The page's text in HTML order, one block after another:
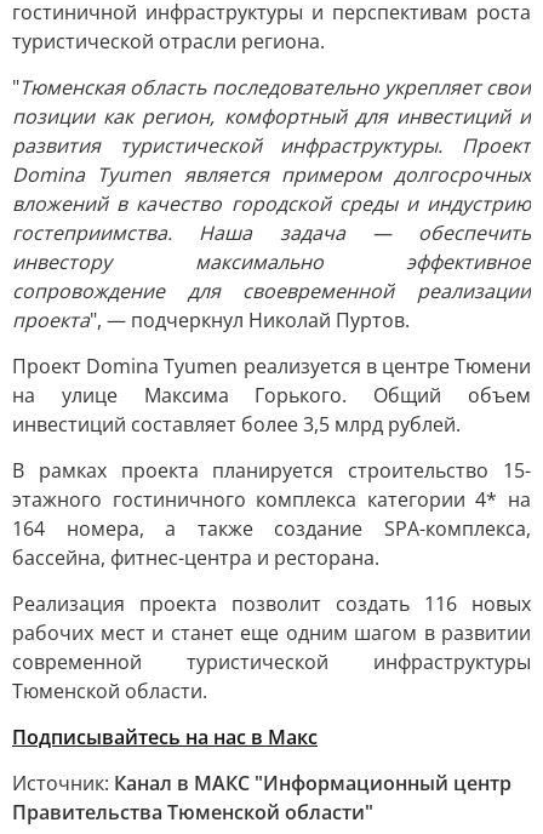
гостиничной инфраструктуры и перспективам роста
туристической отрасли региона.
"Тюменская область последовательно укрепляет свои
позиции как регион, комфортный для инвестиций и
развития туристической инфраструктуры. Проект
Domina Tyumen является примером долгосрочных
вложений в качество городской среды и индустрию
гостеприимства. Наша задача — обеспечить
инвестору максимально эффективное
сопровождение для своевременной реализации
проекта", — подчеркнул Николай Пуртов.
Проект Domina Tyumen реализуется в центре Тюмени
на улице Максима Горького. Общий объем
инвестиций составляет более 3,5 млрд рублей.
В рамках проекта планируется строительство 15-
этажного гостиничного комплекса категории 4* на
164 номера, а также создание SPA-комплекса,
бассейна, фитнес-центра и ресторана.
Реализация проекта позволит создать 116 новых
рабочих мест и станет еще одним шагом в развитии
современной туристической инфраструктуры
Тюменской области.
Подписывайтесь на нас в Макс
Источник: Канал в МАКС "Информационный центр
Правительства Тюменской области"